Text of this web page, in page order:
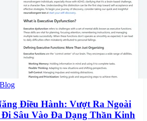
Điều Hành: Vượt Ra Ngoài
Sâu Vào Đa Dạng Thần Kinh